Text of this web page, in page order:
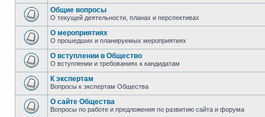
Общие вопросы
О текущей деятельности, планах и перспективах
О мероприятиях
О прошедших и планируемых мероприятиях
О вступлении в Общество
О вступлении и требованиях к кандидатам
К экспертам
Вопросы к экспертам Общества
О сайте Общества
Вопросы по работе и предложения по развитию сайта и форума